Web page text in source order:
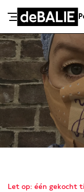
Meteen naar de
De Balie
Let op: één gekocht